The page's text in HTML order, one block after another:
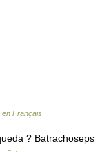
en Français
? Batrachoseps